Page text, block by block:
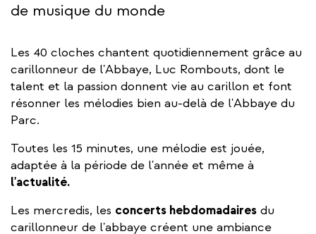
de musique du monde
Les 40 cloches chantent quotidiennement grâce au
carillonneur de l'Abbaye, Luc Rombouts, dont le
talent et la passion donnent vie au carillon et font
résonner les mélodies bien au-delà de l'Abbaye du
Parc.
Toutes les 15 minutes, une mélodie est jouée,
adaptée à la période de l'année et même à
l'actualité.
Les mercredis, les concerts hebdomadaires du
carillonneur de l'abbaye créent une ambiance